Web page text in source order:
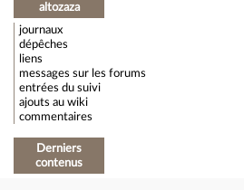
altozaza
journaux
dépêches
liens
messages sur les forums
entrées du suivi
ajouts au wiki
commentaires
Derniers
contenus